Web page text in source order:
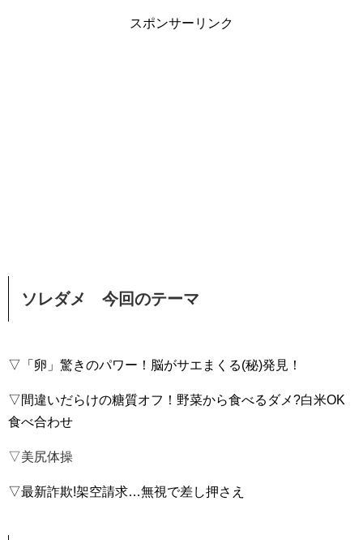
スポンサーリンク
ソレダメ 今回のテーマ
▽「卵」驚きのパワー！脳がサエまくる(秘)発見！
▽間違いだらけの糖質オフ！野菜から食べるダメ?白米OK
食べ合わせ
▽美尻体操
▽最新詐欺!架空請求…無視で差し押さえ